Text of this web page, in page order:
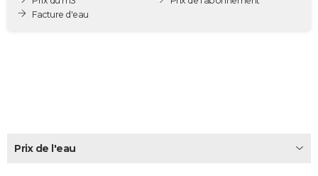
Destinations
City break
Voyage nature
Voyage de noces
Forum
Climat
PHOTOFacture d'eau
Prix de l'eau